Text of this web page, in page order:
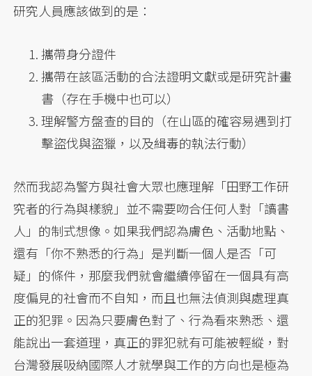
研究人員應該做到的是：
攜帶身分證件
攜帶在該區活動的合法證明文獻或是研究計畫
書（存在手機中也可以）
理解警方盤查的目的（在山區的確容易遇到打
擊盜伐與盜獵，以及緝毒的執法行動）
然而我認為警方與社會大眾也應理解「田野工作研
究者的行為與樣貌」並不需要吻合任何人對「讀書
人」的制式想像。如果我們認為膚色、活動地點、
還有「你不熟悉的行為」是判斷一個人是否「可
疑」的條件，那麼我們就會繼續停留在一個具有高
度偏見的社會而不自知，而且也無法偵測與處理真
正的犯罪。因為只要膚色對了、行為看來熟悉、還
能說出一套道理，真正的罪犯就有可能被輕縱，對
台灣發展吸納國際人才就學與工作的方向也是極為